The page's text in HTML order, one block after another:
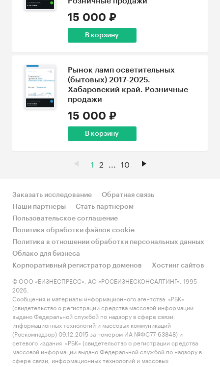
15 000 ₽
В корзину
Рынок ламп осветительных
(бытовых) 2017-2025.
Хабаровский край. Розничные
продажи
15 000 ₽
В корзину
1 2 ... 10
Заказать исследование
Обратная связь
Наши партнеры
Стать партнером
Пользовательское соглашение
Политика обработки файлов cookie
Политика в отношении обработки персональных данных
Облако для бизнеса
Корпоративный регистратор доменов
Хостинг сайтов
© ООО «БИЗНЕСПРЕСС», АО «РОСБИЗНЕСКОНСАЛТИНГ», 1995-
2026.
Сообщения и материалы информационного агентства «РБК»
(свидетельство о регистрации средства массовой информации
выдано Федеральной службой по надзору в сфере связи,
информационных технологий и массовых коммуникаций
(Роскомнадзор) 09.12.2015 за номером ИА №ФС77-63848) и
сетевого издания «РБК» (свидетельство о регистрации средства
массовой информации выдано Федеральной службой по надзору в
сфере связи, информационных технологий и массовых